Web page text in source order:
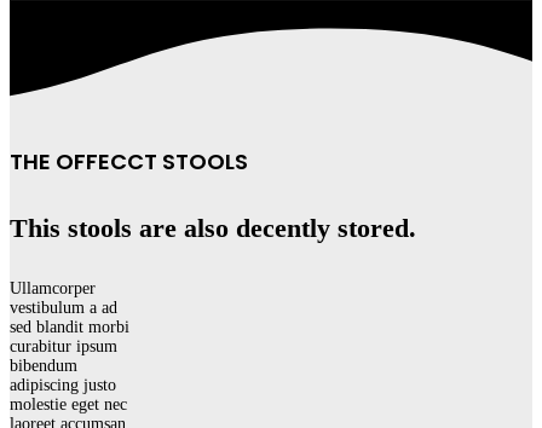
THE OFFECCT STOOLS
This stools are also decently stored.
Ullamcorper
vestibulum a ad
sed blandit morbi
curabitur ipsum
bibendum
adipiscing justo
molestie eget nec
laoreet accumsan